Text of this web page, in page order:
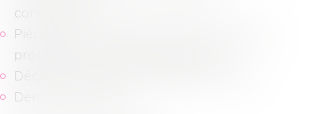
conclusions…)
Pièces communiquées dans le cadre de la
procédure et aux pièces adverses,
Décisions de justice (jugement, arrêts…)
Dernières factures.